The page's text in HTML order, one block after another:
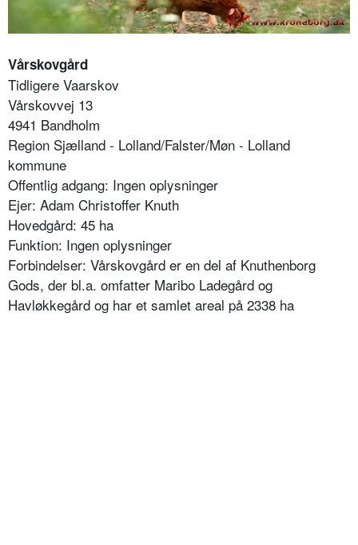
Vårskovgård
Tidligere Vaarskov
Vårskovvej 13
4941 Bandholm
Region Sjælland - Lolland/Falster/Møn - Lolland
kommune
Offentlig adgang: Ingen oplysninger
Ejer: Adam Christoffer Knuth
Hovedgård: 45 ha
Funktion: Ingen oplysninger
Forbindelser: Vårskovgård er en del af Knuthenborg
Gods, der bl.a. omfatter Maribo Ladegård og
Havløkkegård og har et samlet areal på 2338 ha